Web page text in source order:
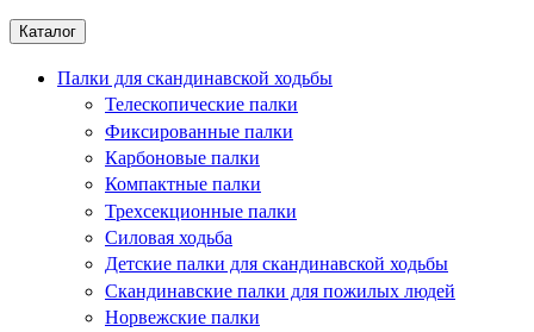
Каталог
Палки для скандинавской ходьбы
Телескопические палки
Фиксированные палки
Карбоновые палки
Компактные палки
Трехсекционные палки
Силовая ходьба
Детские палки для скандинавской ходьбы
Скандинавские палки для пожилых людей
Норвежские палки